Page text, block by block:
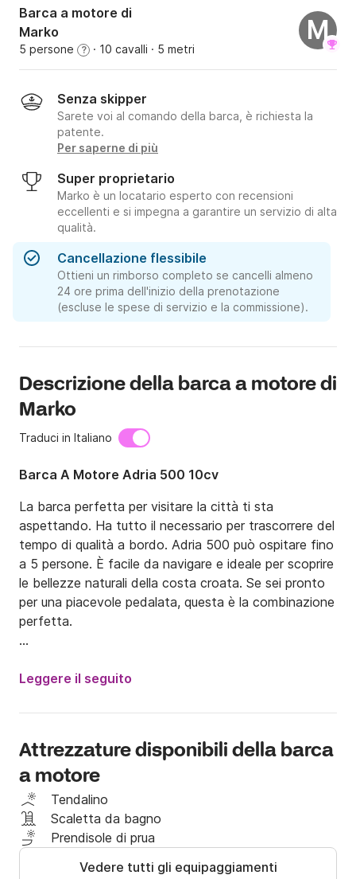
Barca a motore di
Marko
5 persone ? · 10 cavalli · 5 metri
M
Senza skipper
Sarete voi al comando della barca, è richiesta la
patente.
Per saperne di più
Super proprietario
Marko è un locatario esperto con recensioni
eccellenti e si impegna a garantire un servizio di alta
qualità.
Cancellazione flessibile
Ottieni un rimborso completo se cancelli almeno
24 ore prima dell'inizio della prenotazione
(escluse le spese di servizio e la commissione).
Descrizione della barca a motore di
Marko
Traduci in Italiano
Barca A Motore Adria 500 10cv
La barca perfetta per visitare la città ti sta
aspettando. Ha tutto il necessario per trascorrere del
tempo di qualità a bordo. Adria 500 può ospitare fino
a 5 persone. È facile da navigare e ideale per scoprire
le bellezze naturali della costa croata. Se sei pronto
per una piacevole pedalata, questa è la combinazione
perfetta.
da Zara. È situato nel centro della contea di Zara,
nazionali e meravigliose isole. Avrai un'opportunità
della Croazia.
Puoi guidare tu stesso la barca e provare come ci si
sente ad essere un capitano della nave.
Se hai domande, puoi contattarmi sulla piattaforma
Click&Boat per ulteriori informazioni.
Leggere il seguito
Attrezzature disponibili della barca
a motore
Tendalino
Scaletta da bagno
Prendisole di prua
Vedere tutti gli equipaggiamenti